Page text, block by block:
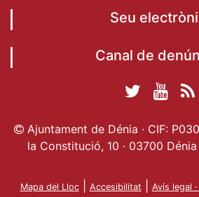
Seu
Canal de
Ajuntament de Dénia · CIF:
la Constitució, 10 · 03700 Dénia
Mapa del Lloc| Accesibilitat Avís legal